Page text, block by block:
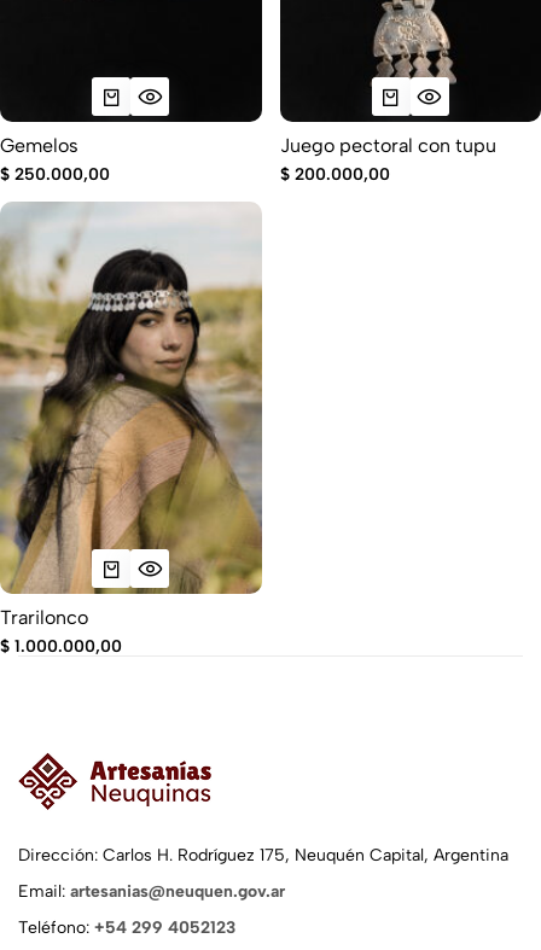
Gemelos
$ 250.000,00
Juego pectoral con tupu
$200.000,00
Trarilonco
$ 1.000.000,00
Dirección: Carlos H. Rodríguez 175, Neuquén Capital, Argentina
Email: artesanias@neuquen.gov.ar
Teléfono: +54 299 4052123